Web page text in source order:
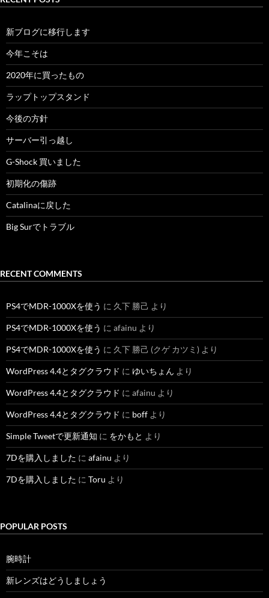
新ブログに移行します
今年こそは
2020年に買ったもの
ラップトップスタンド
今後の方針
サーバー引っ越し
G-Shock 買いました
初期化の傷跡
Catalinaに戻した
Big Surでトラブル
RECENT COMMENTS
PS4でMDR-1000Xを使う に 久下 勝己 より
PS4でMDR-1000Xを使う に afainu より
PS4でMDR-1000Xを使う に 久下 勝己 (クゲ カツミ) より
WordPress 4.4とタグクラウド に ゆいちょん より
WordPress 4.4とタグクラウド に afainu より
WordPress 4.4とタグクラウド に boff より
Simple Tweetで更新通知 に をかもと より
7Dを購入しました に afainu より
7Dを購入しました に Toru より
POPULAR POSTS
腕時計
新レンズはどうしましょう